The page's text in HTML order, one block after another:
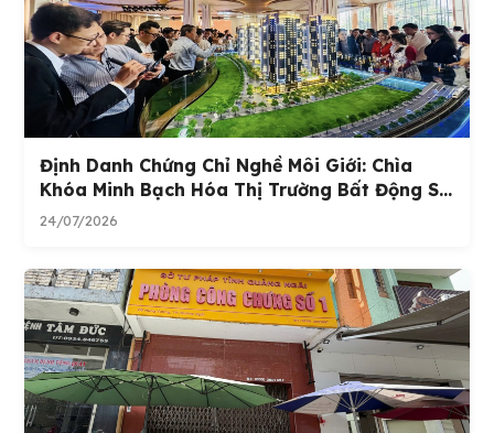
Định Danh Chứng Chỉ Nghề Môi Giới: Chìa
Khóa Minh Bạch Hóa Thị Trường Bất Động S...
24/07/2026